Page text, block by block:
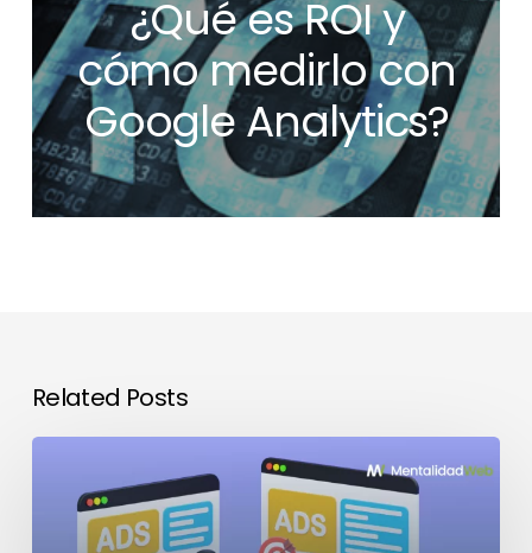
¿Qué es ROI y
cómo medirlo con
Google Analytics?
Related Posts
El